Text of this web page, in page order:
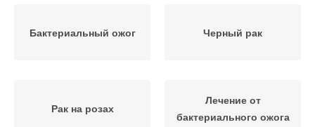
Бактериальный ожог Черный рак
Рак на розах
Лечение от
бактериального ожога